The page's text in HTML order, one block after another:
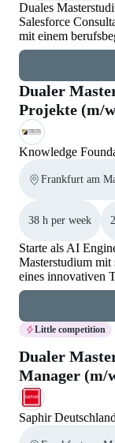
Duales
Salesforce
mit einem
Dualer
Projekte (m/
Knowledge
Frankfurt am
38 h per week
Starte als AI
Masterstudium mit
eines innovativen
Little competition
Dualer
Manager (m/
Saphir